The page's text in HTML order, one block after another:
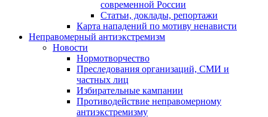
современной России
Статьи, доклады, репортажи
Карта нападений по мотиву ненависти
Неправомерный антиэкстремизм
Новости
Нормотворчество
Преследования организаций, СМИ и
частных лиц
Избирательные кампании
Противодействие неправомерному
антиэкстремизму